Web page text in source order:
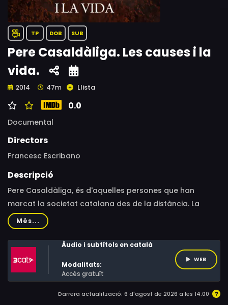
TP DOB SUB
Pere Casaldàliga. Les causes i la
vida.
2014 47m Llista
0.0
Documental
Directors
Francesc Escribano
Descripció
Pere Casaldàliga, és d'aquelles persones que han
marcat la societat catalana des de la distància. La
història d'un bisbe rebel al Mato Grosso, al Brasil,
enfrontat als poderosos i amenaçat de mort per la
seva denúncia social
Més...
Àudio i subtítols en català
Modalitats:
Accés gratuït
WEB
Darrera actualització: 6 d'agost de 2026 a les 14:00